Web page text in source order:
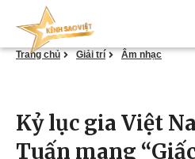
theTrang chủ Giải trí Âm nhạc
Kỷ lục gia Việt
Tuấn mang